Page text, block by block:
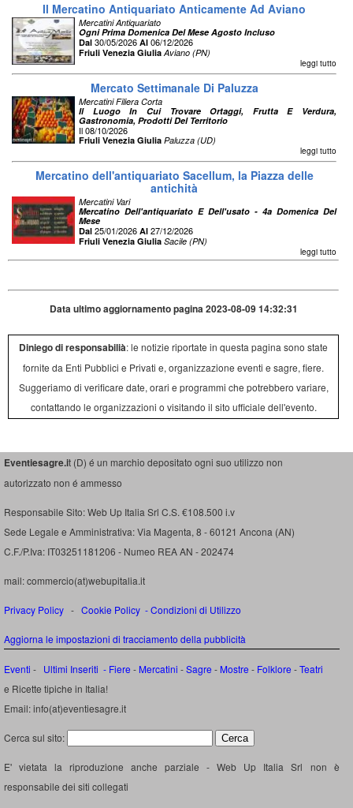
Il Mercatino Antiquariato Anticamente Ad Aviano
Mercatini Antiquariato
Ogni Prima Domenica Del Mese Agosto Incluso
Dal 30/05/2026 Al 06/12/2026
Friuli Venezia Giulia Aviano (PN)
leggi tutto
Mercato Settimanale Di Paluzza
Mercatini Filiera Corta
Il Luogo In Cui Trovare Ortaggi, Frutta E Verdura,
Gastronomia, Prodotti Del Territorio
Il 08/10/2026
Friuli Venezia Giulia Paluzza (UD)
leggi tutto
Mercatino dell'antiquariato Sacellum, la Piazza delle
antichità
Mercatini Vari
Mercatino Dell'antiquariato E Dell'usato - 4a Domenica Del
Mese
Dal 25/01/2026 Al 27/12/2026
Friuli Venezia Giulia Sacile (PN)
leggi tutto
Data ultimo aggiornamento pagina 2023-08-09 14:32:31
Diniego di responsabilià: le notizie riportate in questa pagina sono state
fornite da Enti Pubblici e Privati e, organizzazione eventi e sagre, fiere.
Suggeriamo di verificare date, orari e programmi che potrebbero variare,
contattando le organizzazioni o visitando il sito ufficiale dell'evento.
Eventiesagre.it (D) é un marchio depositato ogni suo utilizzo non
autorizzato non é ammesso
Responsabile Sito: Web Up Italia Srl C.S. €108.500 i.v
Sede Legale e Amministrativa: Via Magenta, 8 - 60121 Ancona (AN)
C.F./P.Iva: IT03251181206 - Numeo REA AN - 202474
mail: commercio(at)webupitalia.it
Privacy Policy - Cookie Policy -Condizioni di Utilizzo
Aggiorna le impostazioni di tracciamento della pubblicità
Eventi - Ultimi Inseriti - Fiere - Mercatini -Sagre - Mostre - Folklore -Teatri
e Ricette tipiche in Italia!
Email: info(at)eventiesagre.it
Cerca sul sito:
E' vietata la riproduzione anche parziale - Web Up Italia Srl non è
responsabile dei siti collegati